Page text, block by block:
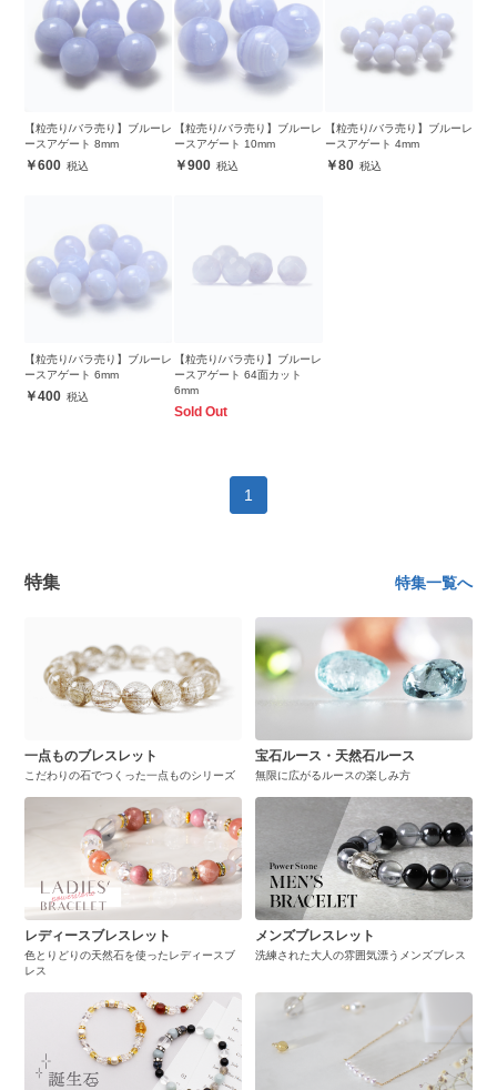
【粒売り/バラ売り】ブルーレ
ースアゲート 8mm
600
【粒売り/バラ売り】ブルーレ
ースアゲート 10mm
900
【粒売り/バラ売り】ブルーレ
ースアゲート 4mm
80
【粒売り/バラ売り】ブルーレ
ースアゲート 6mm
400
【粒売り/バラ売り】ブルーレ
ースアゲート 64面カット
6mm
Sold Out
1
特集 特集一覧へ
一点ものブレスレット
こだわりの石でつくった一点ものシリーズ
宝石ルース・天然石ルース
無限に広がるルースの楽しみ方
レディースブレスレット
色とりどりの天然石を使ったレディースブ
レス
メンズブレスレット
洗練された大人の雰囲気漂うメンズブレス